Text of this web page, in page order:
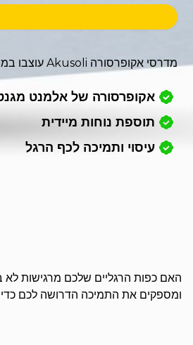
מדרסי אקופרסורה Akusoli עוצבו במיוחד עבור אנשים שרוצים לנוע יותר. המדרסים שלנו עוזרים להפחית לחץ ולהקל על כפות רגליים עייפות - כך שכפות הרגליים שלכם ירגישו נוחות לאורך זמן רב יותר.
אקופרסורה של אלמנט
תוספת נוחות מיידית
עיסוי ותמיכה לכף הרגל
האם כפות הרגליים שלכם מרגישות לא
ומספקים את התמיכה הדרושה לכם כדי